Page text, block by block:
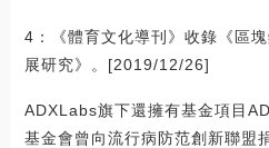
4：《體育文化導刊》收錄《區
展研究》。[2019/12/26]
ADXLabs旗下還擁有基金項目
基金會曾向流行病防范創新聯盟